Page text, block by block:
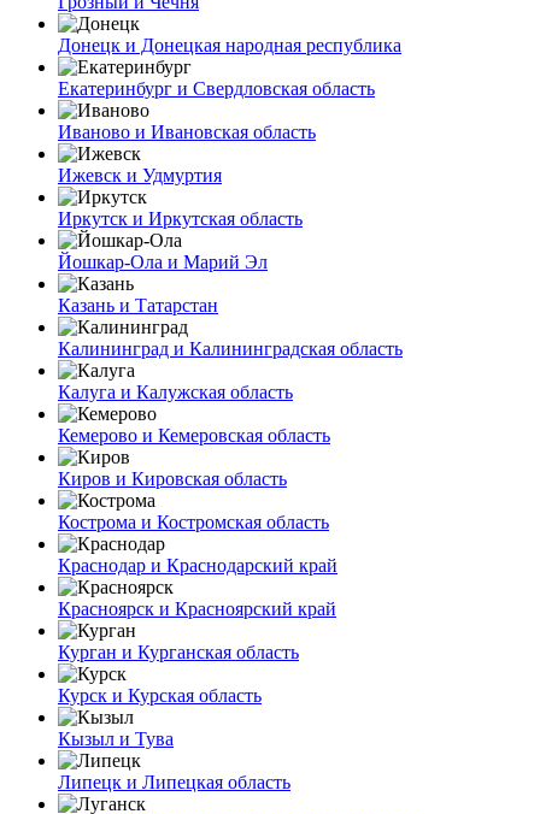
Донецк и Донецкая народная республика
Екатеринбург и Свердловская область
Иваново и Ивановская область
Ижевск и Удмуртия
Иркутск и Иркутская область
Йошкар-Ола и Марий Эл
Казань и Татарстан
Калининград и Калининградская область
Калуга и Калужская область
Кемерово и Кемеровская область
Киров и Кировская область
Кострома и Костромская область
Краснодар и Краснодарский край
Красноярск и Красноярский край
Курган и Курганская область
Курск и Курская область
Кызыл и Тува
Липецк и Липецкая область